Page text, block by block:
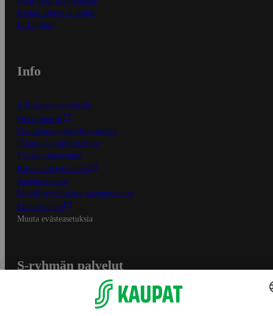
Kaikki ohjeet ja vinkit
In English
Info
S-Business yrityksille
Oiva-raportit
Osuuskauppojen yhteystiedot
Tilaus- ja toimitusehdot
Tietosuojakäytäntö
Palvelun käyttöehdot
Saavutettavuus
Mobiilisovelluksen saavutettavuus
Mainostajalle
Muuta evästeasetuksia
S-ryhmän palvelut